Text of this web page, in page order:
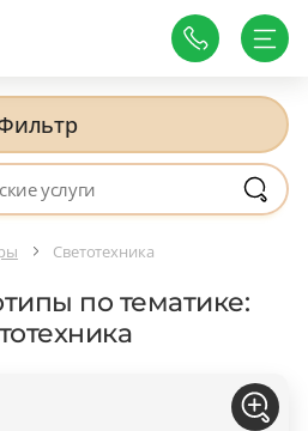
Светотехника
по тематике: